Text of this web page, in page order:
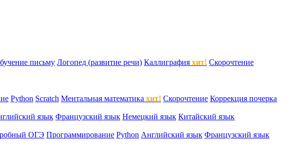
письму Логопед (развитие речи) Каллиграфия хит! Скорочтение
Python Scratch Ментальная математика хит! Скорочтение Коррекция почерка
язык Французский язык Немецкий язык Китайский язык
ОГЭ Программирование Python Английский язык Французский язык